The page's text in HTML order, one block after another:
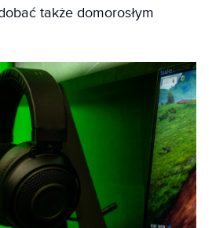
także domorosłym